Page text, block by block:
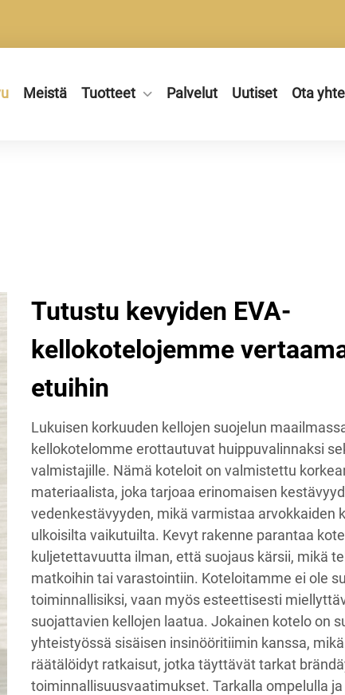
Meistä Tuotteet Palvelut Uutiset Ota
Tutustu kevyiden EVA-
kellokotelojemme
etuihin
Lukuisen korkuuden kellojen suojelun
kellokotelomme erottautuvat huippuvalinnaksi
valmistajille. Nämä koteloit on valmistettu
materiaalista, joka tarjoaa erinomaisen
vedenkestävyyden, mikä varmistaa arvokkaiden
ulkoisilta vaikutuilta. Kevyt rakenne parantaa
kuljetettavuutta ilman, että suojaus kärsii, mikä
matkoihin tai varastointiin. Koteloitamme ei ole
toiminnallisiksi, vaan myös esteettisesti
suojattavien kellojen laatua. Jokainen kotelo on
yhteistyössä sisäisen insinööritiimin kanssa,
räätälöidyt ratkaisut, jotka täyttävät tarkat
toiminnallisuusvaatimukset. Tarkalla ompelulla